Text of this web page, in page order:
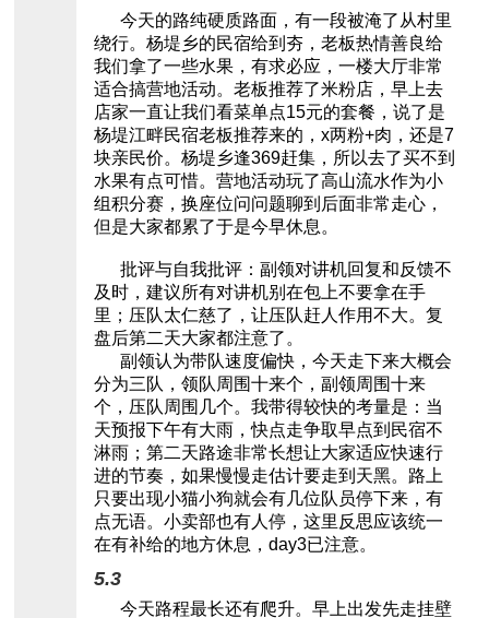
今天的路纯硬质路面，有一段被淹了从村里
绕行。杨堤乡的民宿给到夯，老板热情善良给
我们拿了一些水果，有求必应，一楼大厅非常
适合搞营地活动。老板推荐了米粉店，早上去
店家一直让我们看菜单点15元的套餐，说了是
杨堤江畔民宿老板推荐来的，x两粉+肉，还是7
块亲民价。杨堤乡逢369赶集，所以去了买不到
水果有点可惜。营地活动玩了高山流水作为小
组积分赛，换座位问问题聊到后面非常走心，
但是大家都累了于是今早休息。
批评与自我批评：副领对讲机回复和反馈不
及时，建议所有对讲机别在包上不要拿在手
里；压队太仁慈了，让压队赶人作用不大。复
盘后第二天大家都注意了。
副领认为带队速度偏快，今天走下来大概会
分为三队，领队周围十来个，副领周围十来
个，压队周围几个。我带得较快的考量是：当
天预报下午有大雨，快点走争取早点到民宿不
淋雨；第二天路途非常长想让大家适应快速行
进的节奏，如果慢慢走估计要走到天黑。路上
只要出现小猫小狗就会有几位队员停下来，有
点无语。小卖部也有人停，这里反思应该统一
在有补给的地方休息，day3已注意。
5.3
今天路程最长还有爬升。早上出发先走挂壁